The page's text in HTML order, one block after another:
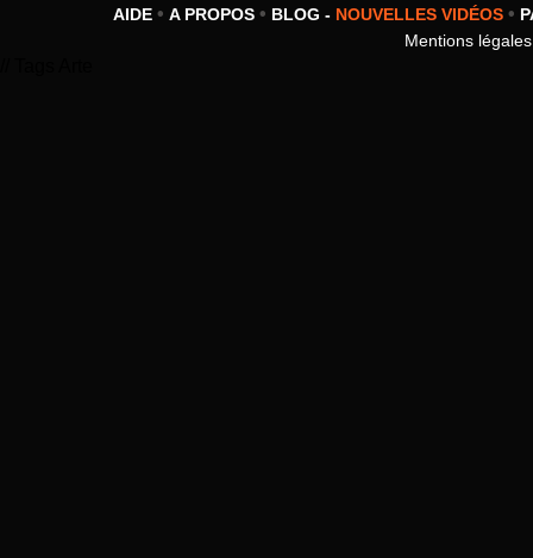
AIDE • A PROPOS • BLOG - NOUVELLES VIDÉOS •
Mentions légales